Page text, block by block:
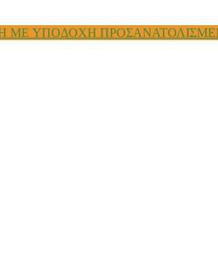
ΜΕ ΥΠΟΔΟΧΗ